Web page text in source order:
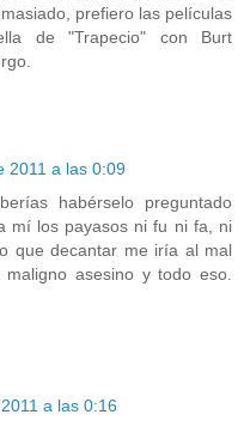
prefiero las películas
de "Trapecio" con Burt
2011 a las 0:09
habérselo preguntado
mí los payasos ni fu ni fa, ni
que decantar me iría al mal
asesino y todo eso.
a las 0:16